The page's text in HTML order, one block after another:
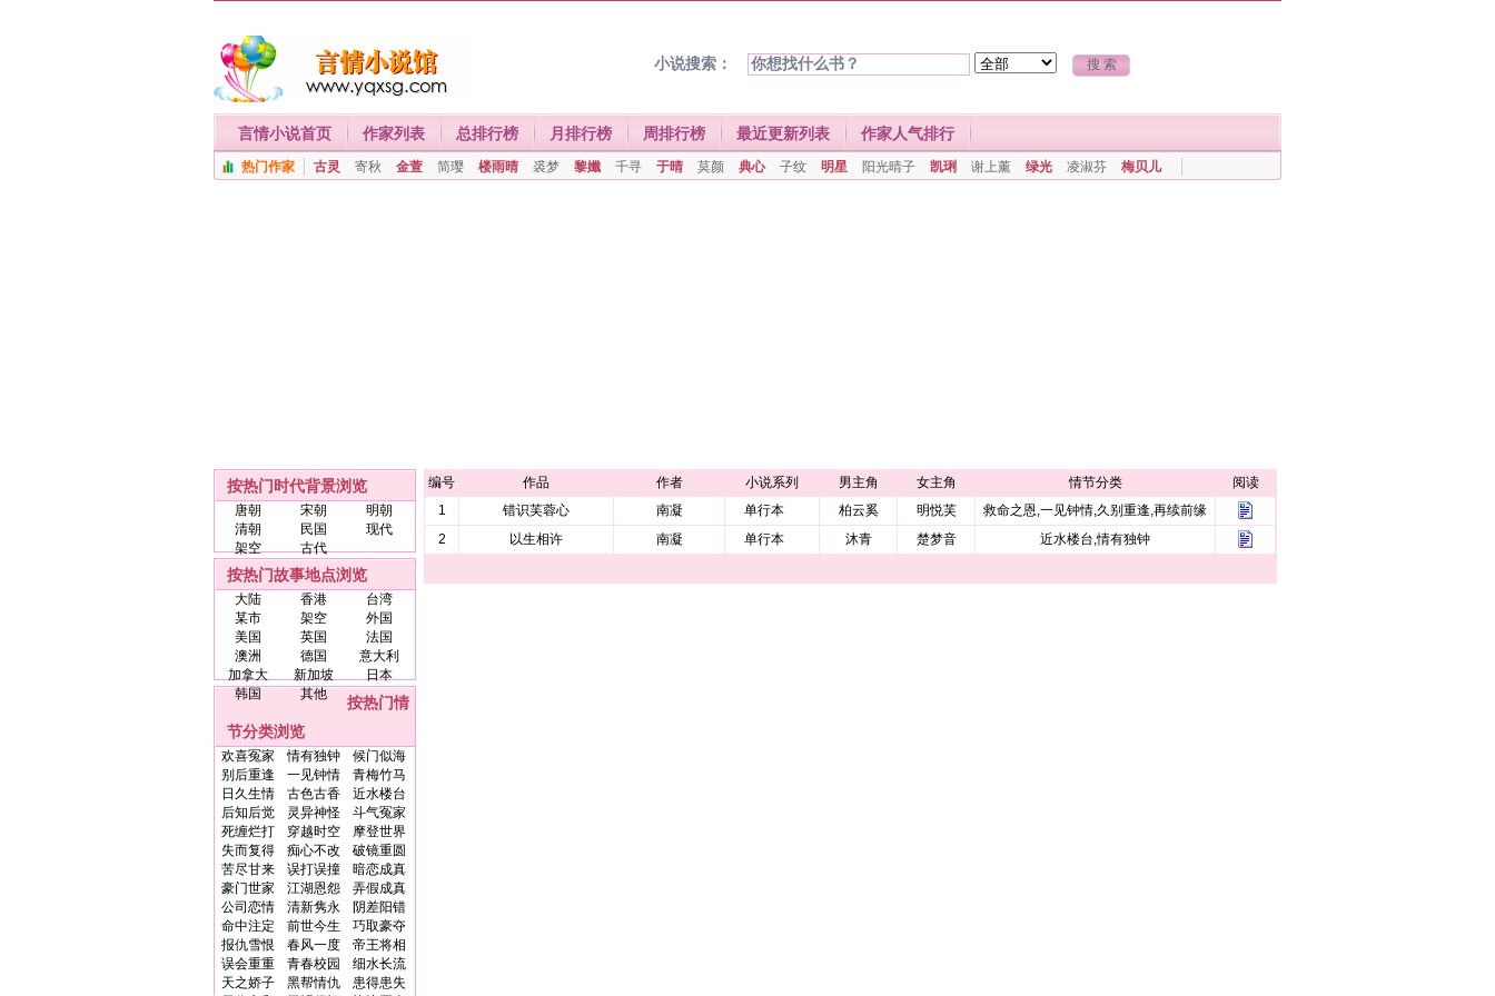
小说搜索：
言情小说首页 作家列表 总排行榜 月排行榜 周排行榜 最近更新列表 作家人气排行
热门作家 古灵 寄秋 金萱 简璎 楼雨晴 裘梦 黎孅 千寻 于晴 莫颜 典心 子纹 明星 阳光晴子 凯琍 谢上薰 绿光 凌淑芬 梅贝儿
按热门时代背景浏览
唐朝 宋朝
明朝
清朝
民国
现代
架空
古代
按热门故事地点浏览
大陆 香港
台湾
某市
架空
外国
美国
英国
法国
澳洲
德国
意大利
加拿大
新加坡
日本
韩国
其他
按热门情
节分类浏览
欢喜冤家 情有独钟
候门似海
别后重逢
一见钟情
青梅竹马
日久生情
古色古香
近水楼台
后知后觉
灵异神怪
斗气冤家
死缠烂打
穿越时空
摩登世界
失而复得
痴心不改
破镜重圆
苦尽甘来
误打误撞
暗恋成真
豪门世家
江湖恩怨
弄假成真
公司恋情
清新隽永
阴差阳错
命中注定
前世今生
巧取豪夺
报仇雪恨
春风一度
帝王将相
误会重重
青春校园
细水长流
天之娇子
黑帮情仇
患得患失
编号 作品 作者 小说系列 男主角 女主角 情节分类
阅读
1
错识芙蓉心 南凝 单行本 柏云奚 明悦芙
救命之恩,一见钟情,久别重逢,再续前缘
2
以生相许 南凝 单行本 沐青 楚梦音 近水楼台,情有独钟